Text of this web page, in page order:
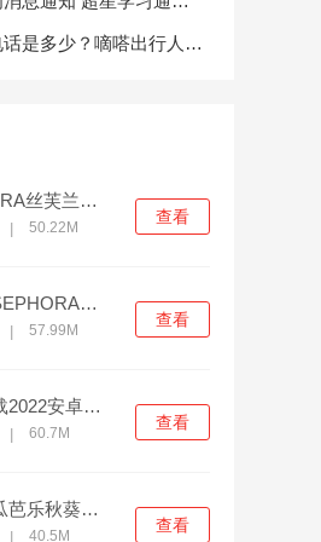
嘀嗒出行人工客服电话是多少？嘀嗒出行人工客服电话号码查询
SEPHORA丝芙兰官方版
50.22M
查看
丝芙兰SEPHORA官方版
57.99M
查看
知乎下载2022安卓最新版
60.7M
查看
草莓丝瓜芭乐秋葵榴莲香草无限制版
40.5M
查看